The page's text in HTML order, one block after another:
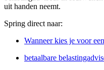
uit handen neemt.
Spring direct naar:
Wanneer kies je voor
betaalbare